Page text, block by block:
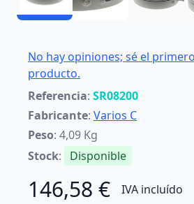
No hay opiniones; sé el
producto.
Referencia: SR08200
Fabricante: Varios C
Peso: 4,09 Kg
Stock: Disponible
146,58 € IVA incluído